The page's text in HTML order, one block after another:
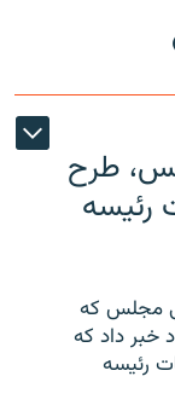
طرح
رئیسه
مجلس که
خبر داد که
امضا به هیات رئیسه